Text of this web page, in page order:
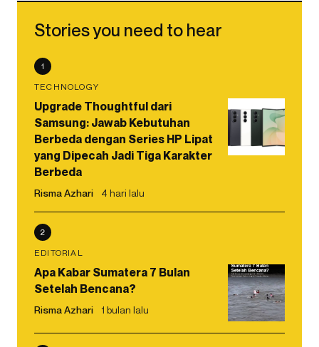
Stories you need to hear
1
TECHNOLOGY
Upgrade Thoughtful dari
Samsung: Jawab Kebutuhan
Berbeda dengan Series HP Lipat
yang Dipecah Jadi Tiga Karakter
Berbeda
Risma Azhari 4 hari lalu
2
EDITORIAL
Apa Kabar Sumatera 7 Bulan
Setelah Bencana?
Risma Azhari 1 bulan lalu